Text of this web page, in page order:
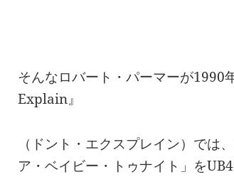
そんなロバート・パーマーが1990
Explain』
（ドント・エクスプレイン）では
ア・ベイビー・トゥナイト」を